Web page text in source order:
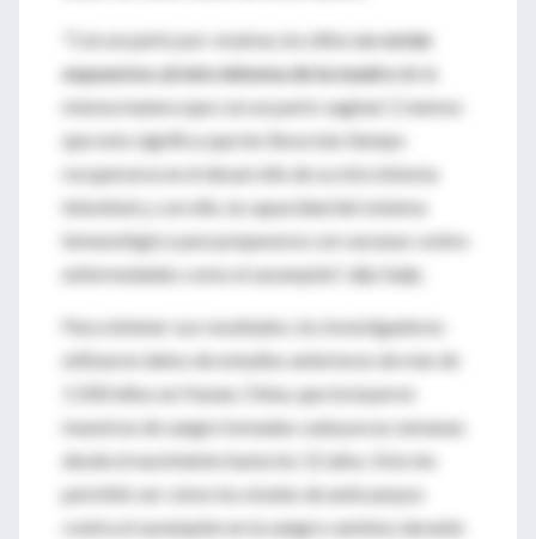
“Con un parto por cesárea, los niñosno están
expuestos al microbioma de la madrede la
misma manera que con un parto vaginal. Creemos
que esto significa que les lleva más tiempo
recuperarse en el desarrollo de su microbioma
intestinal y, con ello, la capacidad del sistema
inmunológico para prepararse con vacunas contra
enfermedades como el sarampión”, dijo Salje.
Para obtener sus resultados, los investigadores
utilizaron datos de estudios anteriores de más de
1.500 niños en Hunan, China, que incluyeron
muestras de sangre tomadas cada pocas semanas
desde el nacimiento hasta los 12 años. Esto les
permitió ver cómo los niveles de anticuerpos
contra el sarampión en la sangre cambios durante